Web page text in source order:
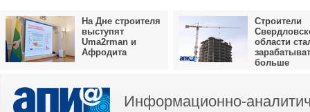
На Дне строителя
выступят
Uma2rman и
Афродита
Строители
области
больше
Информационно-